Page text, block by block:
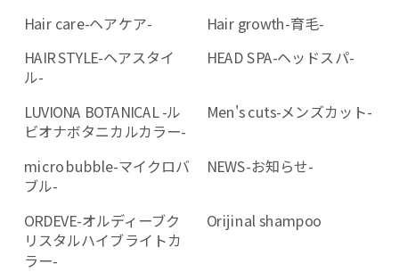
Hair care-ヘアケア-
Hair growth-育毛-
HAIR STYLE-ヘアスタイ
ル-
HEAD SPA-ヘッドスパ-
LUVIONA BOTANICAL -ル
ビオナボタニカルカラー-
Men's cuts-メンズカット-
micro bubble-マイクロバ
ブル-
NEWS-お知らせ-
ORDEVE-オルディーブク
リスタルハイブライトカ
ラー-
Orijinal shampoo